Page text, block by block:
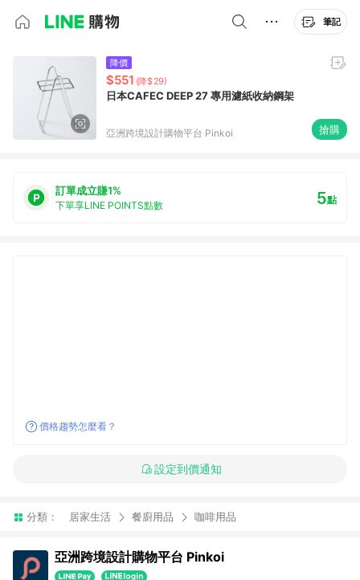
筆記
降價
$551 (降$29)
日本CAFEC DEEP 27 專用濾紙收納鋼架
亞洲跨境設計購物平台 Pinkoi 搶購
訂單成立賺1%
下單享LINE POINTS點數 5點
價格趨勢怎麼看？
設定到價通知
分類： 居家生活 餐廚用品 咖啡用品
亞洲跨境設計購物平台 Pinkoi